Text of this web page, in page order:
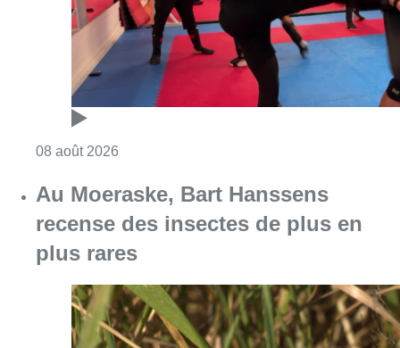
08 août 2026
Au Moeraske, Bart Hanssens
recense des insectes de plus en
plus rares